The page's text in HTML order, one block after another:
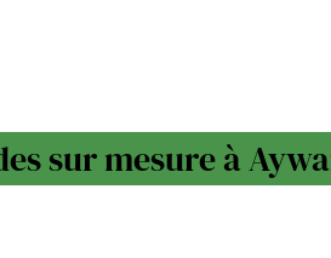
sur mesure à